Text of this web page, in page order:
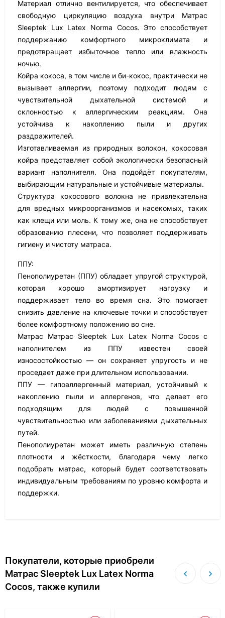
Материал отлично вентилируется, что обеспечивает
свободную циркуляцию воздуха внутри Матрас
Sleeptek Lux Latex Norma Cocos. Это способствует
поддержанию комфортного микроклимата и
предотвращает избыточное тепло или влажность
ночью.
Койра кокоса, в том числе и би-кокос, практически не
вызывает аллергии, поэтому подходит людям с
чувствительной дыхательной системой и
склонностью к аллергическим реакциям. Она
устойчива к накоплению пыли и других
раздражителей.
Изготавливаемая из природных волокон, кокосовая
койра представляет собой экологически безопасный
вариант наполнителя. Она подойдёт покупателям,
выбирающим натуральные и устойчивые материалы.
Структура кокосового волокна не привлекательна
для вредных микроорганизмов и насекомых, таких
как клещи или моль. К тому же, она не способствует
образованию плесени, что позволяет поддерживать
гигиену и чистоту матраса.
ППУ:
Пенополиуретан (ППУ) обладает упругой структурой,
которая хорошо амортизирует нагрузку и
поддерживает тело во время сна. Это помогает
снизить давление на ключевые точки и способствует
более комфортному положению во сне.
Матрас Матрас Sleeptek Lux Latex Norma Cocos с
наполнителем из ППУ известен своей
износостойкостью — он сохраняет упругость и не
проседает даже при длительном использовании.
ППУ — гипоаллергенный материал, устойчивый к
накоплению пыли и аллергенов, что делает его
подходящим для людей с повышенной
чувствительностью или заболеваниями дыхательных
путей.
Пенополиуретан может иметь различную степень
плотности и жёсткости, благодаря чему легко
подобрать матрас, который будет соответствовать
индивидуальным требованиям по уровню комфорта и
поддержки.
Покупатели, которые приобрели
Матрас Sleeptek Lux Latex Norma
Cocos, также купили